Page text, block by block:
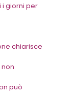
i giorni per
chiarisce
può